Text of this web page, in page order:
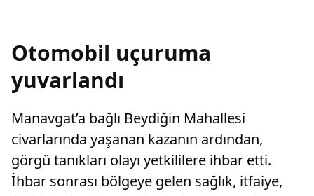
Otomobil uçuruma
yuvarlandı
Manavgat’a bağlı Beydiğin Mahallesi
civarlarında yaşanan kazanın ardından,
görgü tanıkları olayı yetkililere ihbar etti.
İhbar sonrası bölgeye gelen sağlık, itfaiye,